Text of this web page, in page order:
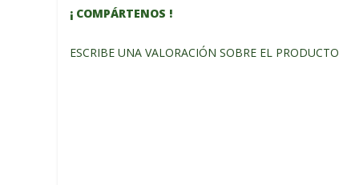
¡ COMPÁRTENOS !
ESCRIBE UNA VALORACIÓN SOBRE EL PRODUCTO